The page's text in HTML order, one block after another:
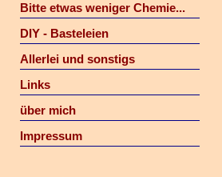
Bitte etwas weniger Chemie...
DIY - Basteleien
Allerlei und sonstigs
Links
über mich
Impressum